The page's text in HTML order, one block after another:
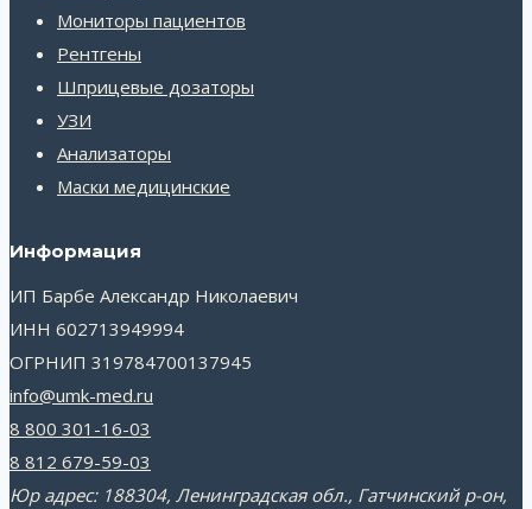
Мониторы пациентов
Рентгены
Шприцевые дозаторы
УЗИ
Анализаторы
Маски медицинские
Информация
ИП Барбе Александр Николаевич
ИНН 602713949994
ОГРНИП 319784700137945
info@umk-med.ru
8 800 301-16-03
8 812 679-59-03
Юр адрес: 188304, Ленинградская обл., Гатчинский р-он,